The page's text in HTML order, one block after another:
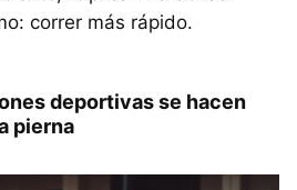
correr más rápido.
deportivas se hacen
pierna